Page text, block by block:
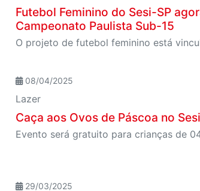
Futebol Feminino do Sesi-SP
Campeonato Paulista Sub-15
08/04/2025
Lazer
Caça aos Ovos de Páscoa no
Evento será gratuito para crianças de
29/03/2025